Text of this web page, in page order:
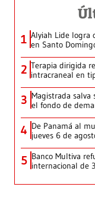
1 Alyiah Lide logra
en Santo
2 Terapia dirigida
intracraneal en
3 Magistrada salva
el fondo de
4 De Panamá al
jueves 6 de
5 Banco Multiva
internacional de